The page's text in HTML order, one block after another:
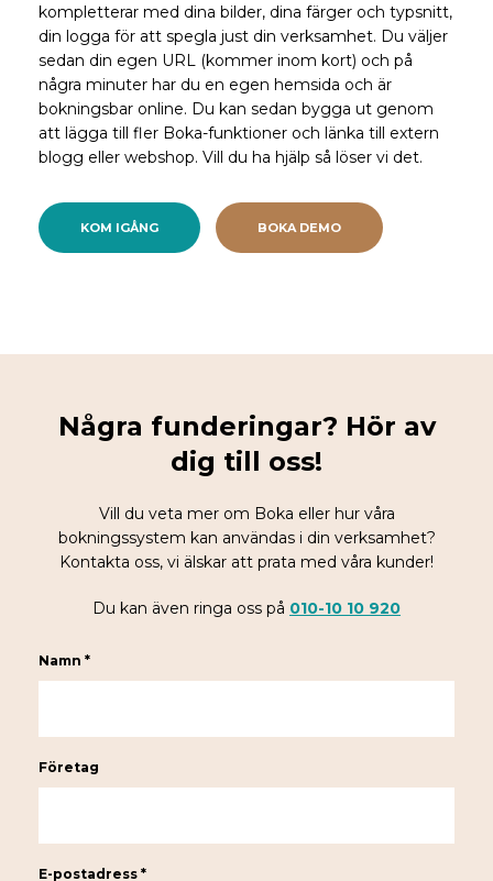
kompletterar med dina bilder, dina färger och typsnitt,
din logga för att spegla just din verksamhet. Du väljer
sedan din egen URL (kommer inom kort) och på
några minuter har du en egen hemsida och är
bokningsbar online. Du kan sedan bygga ut genom
att lägga till fler Boka-funktioner och länka till extern
blogg eller webshop. Vill du ha hjälp så löser vi det.
KOM IGÅNG BOKA DEMO
Några funderingar? Hör av
dig till oss!
Vill du veta mer om Boka eller hur våra
bokningssystem kan användas i din verksamhet?
Kontakta oss, vi älskar att prata med våra kunder!
Du kan även ringa oss på 010-10 10 920
Namn *
Företag
E-postadress *